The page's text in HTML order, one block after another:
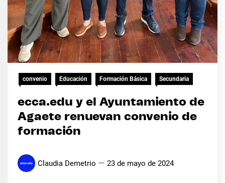
convenio Educación Formación Básica Secundaria
ecca.edu y el Ayuntamiento de
Agaete renuevan convenio de
formación
Claudia Demetrio 23 de mayo de 2024